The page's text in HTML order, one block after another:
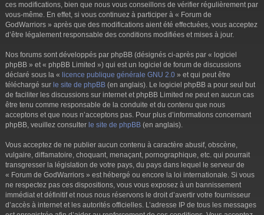
ces modifications, bien que nous vous conseillons de vérifier régulièrement par
vous-même. En effet, si vous continuez à participer à « Forum de
GodWarriors » après que des modifications aient été effectuées, vous acceptez
d’être légalement responsable des conditions modifiées et mises à jour.
Nos forums sont développés par phpBB (désignés ci-après par « logiciel
phpBB » et « phpBB Limited ») qui est un logiciel de forum de discussions
déclaré sous la « licence publique générale GNU 2.0 » et qui peut être
téléchargé sur le site de phpBB (en anglais). Le logiciel phpBB a pour seul but
de faciliter les discussions sur internet et phpBB Limited ne peut en aucun cas
être tenu comme responsable de la conduite et du contenu que nous
acceptons et que nous n’acceptons pas. Pour plus d’informations concernant
phpBB, veuillez consulter le site de phpBB (en anglais).
Vous acceptez de ne publier aucun contenu à caractère abusif, obscène,
vulgaire, diffamatoire, choquant, menaçant, pornographique, etc. qui pourrait
transgresser la législation de votre pays, du pays dans lequel le serveur de
« Forum de GodWarriors » est hébergé ou encore la loi internationale. Si vous
ne respectez pas ces dispositions, vous vous exposez à un bannissement
immédiat et définitif et nous nous réservons le droit d’avertir votre fournisseur
d’accès à internet et les autorités officielles. L’adresse IP de tous les messages